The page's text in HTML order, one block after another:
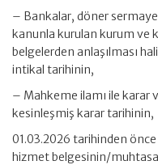
– Bankalar, döner
kanunla kurulan kurum ve
belgelerden anlaşılması
intikal tarihinin,
– Mahkeme ilamı ile karar
kesinleşmiş karar tarihinin,
01.03.2026 tarihinden
hizmet belgesinin/